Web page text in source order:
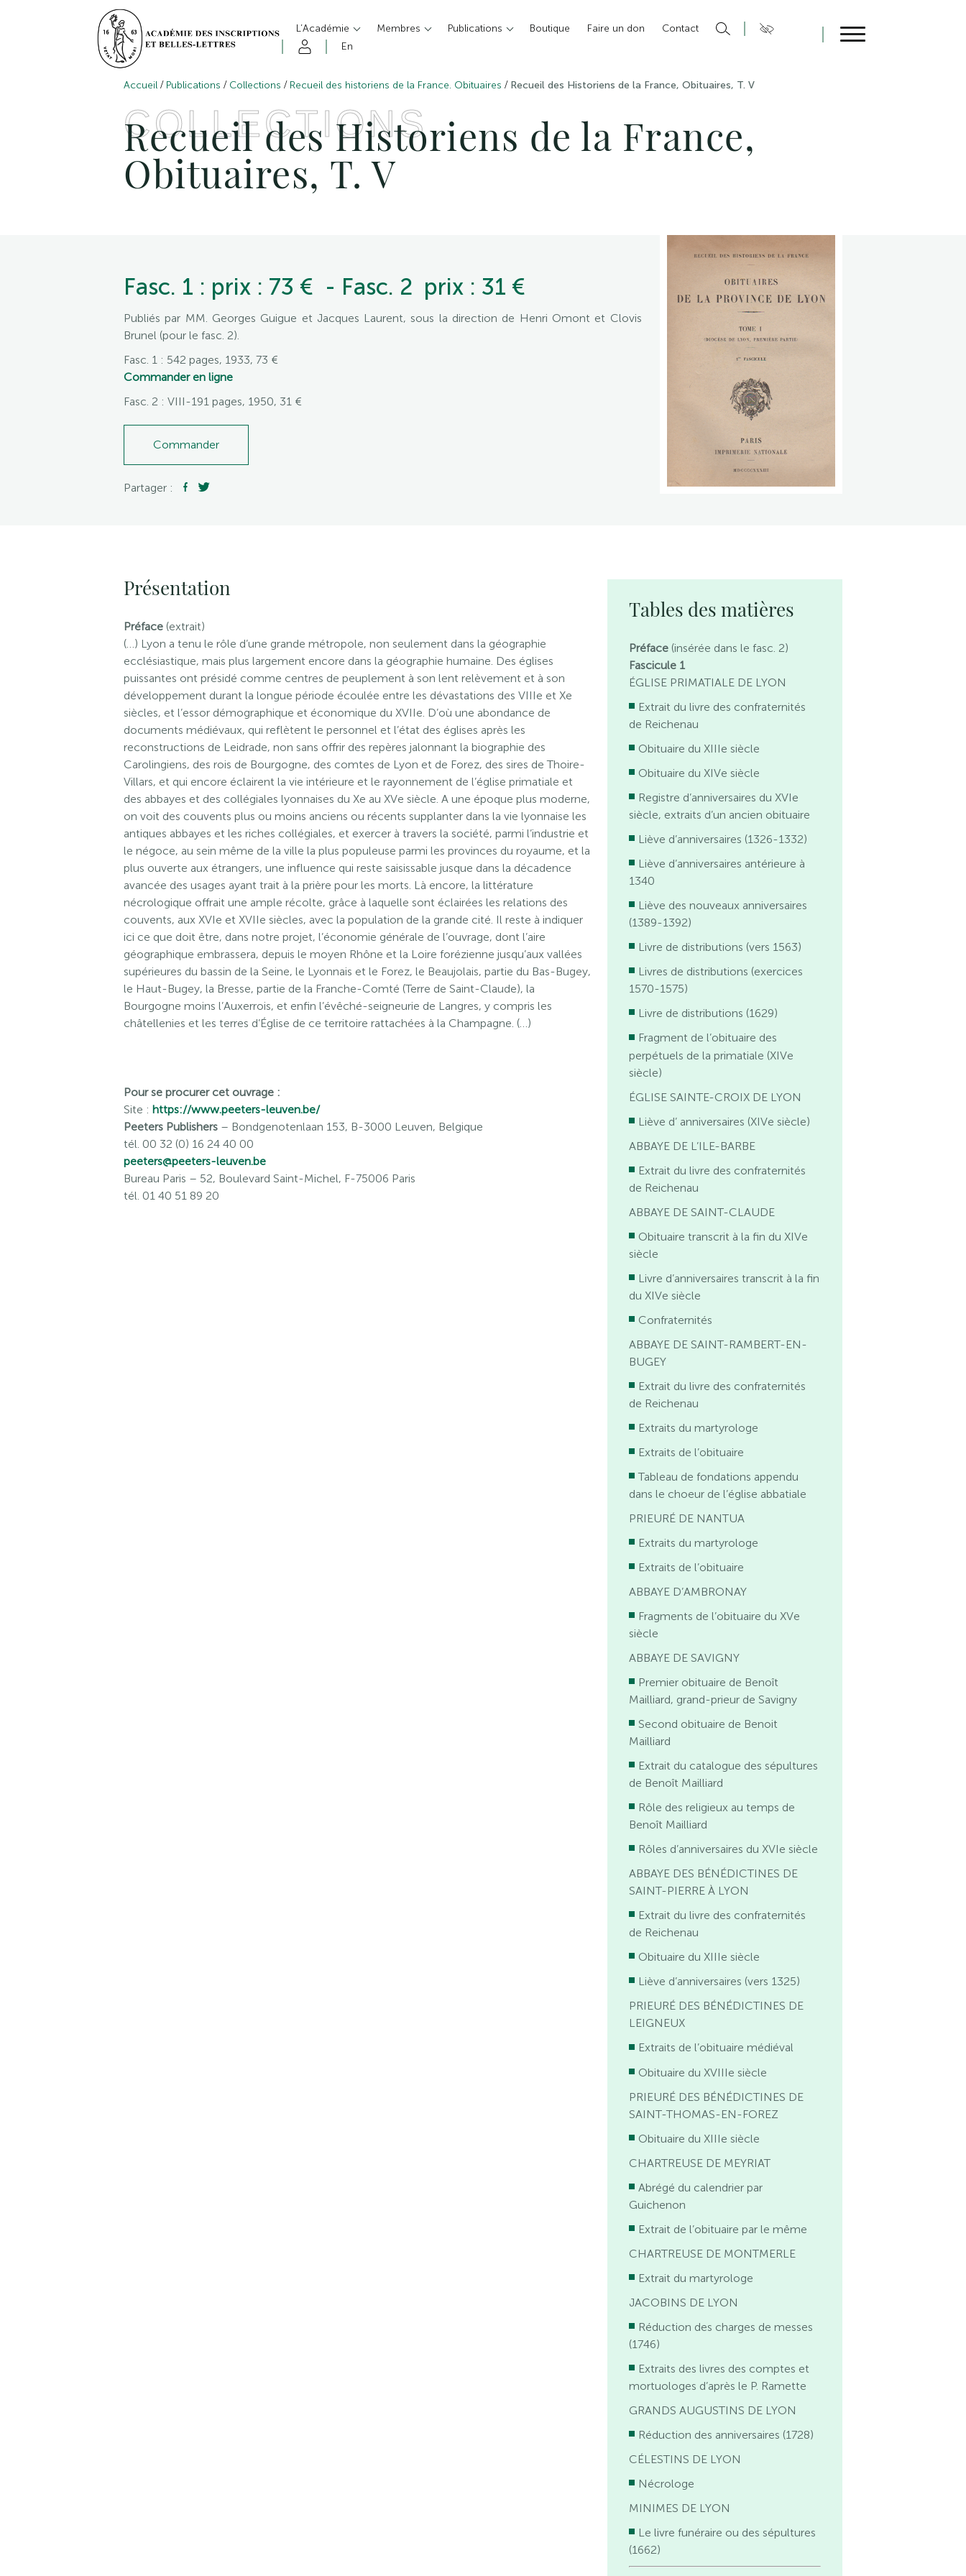
L’Académie Membres Publications Boutique Faire un don
Contact
En
Accueil / Publications / Collections / Recueil des historiens de la France. Obituaires / Recueil des Historiens de la France, Obituaires, T. V
COLLECTIONS
Recueil des Historiens de la France,
Obituaires, T. V
Fasc. 1 : prix : 73 € - Fasc. 2 prix : 31 €
Publiés par MM. Georges Guigue et Jacques Laurent, sous la direction de Henri Omont et Clovis
Brunel (pour le fasc. 2).
Fasc. 1 : 542 pages, 1933, 73 €
Commander en ligne
Fasc. 2 : VIII-191 pages, 1950, 31 €
Commander
Partager :
Présentation
Préface (extrait)
(…) Lyon a tenu le rôle d’une grande métropole, non seulement dans la géographie
ecclésiastique, mais plus largement encore dans la géographie humaine. Des églises
puissantes ont présidé comme centres de peuplement à son lent relèvement et à son
développement durant la longue période écoulée entre les dévastations des VIIIe et Xe
siècles, et l’essor démographique et économique du XVIIe. D’où une abondance de
documents médiévaux, qui reflètent le personnel et l’état des églises après les
reconstructions de Leidrade, non sans offrir des repères jalonnant la biographie des
Carolingiens, des rois de Bourgogne, des comtes de Lyon et de Forez, des sires de Thoire-
Villars, et qui encore éclairent la vie intérieure et le rayonnement de l’église primatiale et
des abbayes et des collégiales lyonnaises du Xe au XVe siècle. A une époque plus moderne,
on voit des couvents plus ou moins anciens ou récents supplanter dans la vie lyonnaise les
antiques abbayes et les riches collégiales, et exercer à travers la société, parmi l’industrie et
le négoce, au sein même de la ville la plus populeuse parmi les provinces du royaume, et la
plus ouverte aux étrangers, une influence qui reste saisissable jusque dans la décadence
avancée des usages ayant trait à la prière pour les morts. Là encore, la littérature
nécrologique offrait une ample récolte, grâce à laquelle sont éclairées les relations des
couvents, aux XVIe et XVIIe siècles, avec la population de la grande cité. Il reste à indiquer
ici ce que doit être, dans notre projet, l’économie générale de l’ouvrage, dont l’aire
géographique embrassera, depuis le moyen Rhône et la Loire forézienne jusqu’aux vallées
supérieures du bassin de la Seine, le Lyonnais et le Forez, le Beaujolais, partie du Bas-Bugey,
le Haut-Bugey, la Bresse, partie de la Franche-Comté (Terre de Saint-Claude), la
Bourgogne moins l’Auxerrois, et enfin l’évêché-seigneurie de Langres, y compris les
châtellenies et les terres d’Église de ce territoire rattachées à la Champagne. (…)
Pour se procurer cet ouvrage :
Site : https://www.peeters-leuven.be/
Peeters Publishers – Bondgenotenlaan 153, B-3000 Leuven, Belgique
tél. 00 32 (0) 16 24 40 00
peeters@peeters-leuven.be
Bureau Paris – 52, Boulevard Saint-Michel, F-75006 Paris
tél. 01 40 51 89 20
Tables des matières
Préface (insérée dans le fasc. 2)
Fascicule 1
ÉGLISE PRIMATIALE DE LYON
Extrait du livre des confraternités
de Reichenau
Obituaire du XIIIe siècle
Obituaire du XIVe siècle
Registre d’anniversaires du XVIe
siècle, extraits d’un ancien obituaire
Liève d’anniversaires (1326-1332)
Liève d’anniversaires antérieure à
1340
Liève des nouveaux anniversaires
(1389-1392)
Livre de distributions (vers 1563)
Livres de distributions (exercices
1570-1575)
Livre de distributions (1629)
Fragment de l’obituaire des
perpétuels de la primatiale (XIVe
siècle)
ÉGLISE SAINTE-CROIX DE LYON
Liève d’ anniversaires (XIVe siècle)
ABBAYE DE L’ILE-BARBE
Extrait du livre des confraternités
de Reichenau
ABBAYE DE SAINT-CLAUDE
Obituaire transcrit à la fin du XIVe
siècle
Livre d’anniversaires transcrit à la fin
du XIVe siècle
Confraternités
ABBAYE DE SAINT-RAMBERT-EN-
BUGEY
Extrait du livre des confraternités
de Reichenau
Extraits du martyrologe
Extraits de l’obituaire
Tableau de fondations appendu
dans le choeur de l’église abbatiale
PRIEURÉ DE NANTUA
Extraits du martyrologe
Extraits de l’obituaire
ABBAYE D’AMBRONAY
Fragments de l’obituaire du XVe
siècle
ABBAYE DE SAVIGNY
Premier obituaire de Benoît
Mailliard, grand-prieur de Savigny
Second obituaire de Benoit
Mailliard
Extrait du catalogue des sépultures
de Benoît Mailliard
Rôle des religieux au temps de
Benoît Mailliard
Rôles d’anniversaires du XVIe siècle
ABBAYE DES BÉNÉDICTINES DE
SAINT-PIERRE À LYON
Extrait du livre des confraternités
de Reichenau
Obituaire du XIIIe siècle
Liève d’anniversaires (vers 1325)
PRIEURÉ DES BÉNÉDICTINES DE
LEIGNEUX
Extraits de l’obituaire médiéval
Obituaire du XVIIIe siècle
PRIEURÉ DES BÉNÉDICTINES DE
SAINT-THOMAS-EN-FOREZ
Obituaire du XIIIe siècle
CHARTREUSE DE MEYRIAT
Abrégé du calendrier par
Guichenon
Extrait de l’obituaire par le même
CHARTREUSE DE MONTMERLE
Extrait du martyrologe
JACOBINS DE LYON
Réduction des charges de messes
(1746)
Extraits des livres des comptes et
mortuologes d’après le P. Ramette
GRANDS AUGUSTINS DE LYON
Réduction des anniversaires (1728)
CÉLESTINS DE LYON
Nécrologe
MINIMES DE LYON
Le livre funéraire ou des sépultures
(1662)